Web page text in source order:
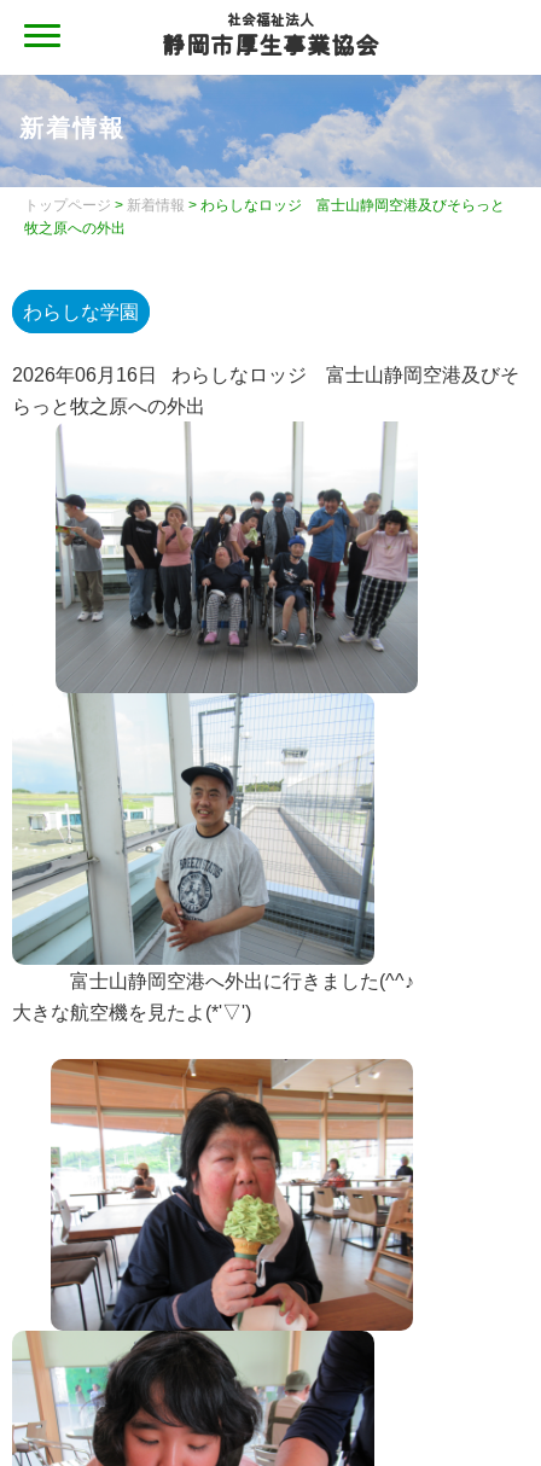
社会福祉法人
静岡市厚生事業協会
静岡市厚生事業協会
静岡市厚生事業協会について
静岡市厚生事業協会について
施設案内
情報公開
情報公開（令和４年度現況報告書・令和３年度計算書類
等）
情報公開（令和３年度現況報告書・令和２年度計算書類
等）
情報公開（令和５年度現況報告書・令和４年度計算書類
情報公開（令和６年度現況報告書・令和５年度計算書類
情報公開（令和７年度現況報告書・令和６年度計算書類
等）
情報公開（令和８年度現況報告書・令和７年度計算書類
等）
苦情窓口
苦情窓口
苦情公表
お問い合わせフォーム
エントリーフォーム
ケアハウス白寿荘
ケアハウス白寿荘
施設の紹介
ご入居の流れ・料金
年間行事・1日の流れ
白寿荘の食事
新着情報
トップページ > 新着情報 > わらしなロッジ 富士山静岡空港及びそらっと
牧之原への外出
わらしな学園
2026年06月16日
わらしなロッジ 富士山静岡空港及びそ
らっと牧之原への外出
富士山静岡空港へ外出に行きました(^^♪
大きな航空機を見たよ(*'▽')